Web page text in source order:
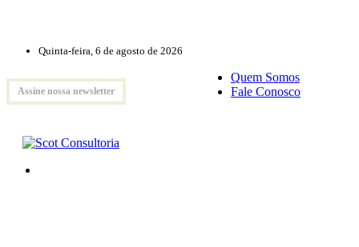
Quinta-feira, 6 de agosto de 2026
Assine nossa newsletter
Quem Somos
Fale Conosco